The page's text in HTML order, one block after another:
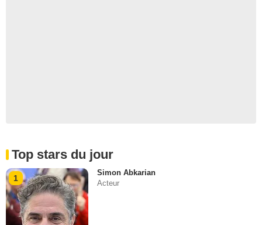
Top stars du jour
1
Simon Abkarian
Acteur